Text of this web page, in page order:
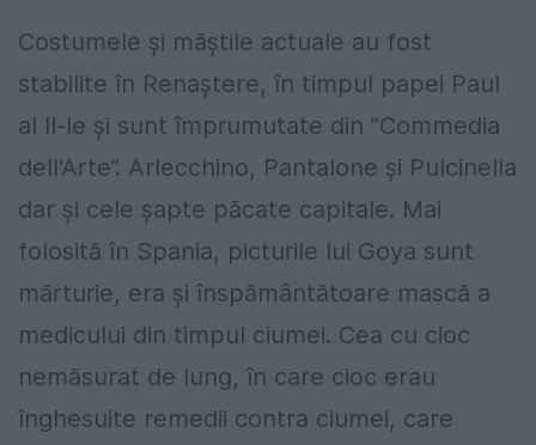
Costumele și măștile actuale au fost
stabilite în Renaștere, în timpul papei Paul
al II-le și sunt împrumutate din ”Commedia
dell'Arte”. Arlecchino, Pantalone și Pulcinella
dar și cele șapte păcate capitale. Mai
folosită în Spania, picturile lui Goya sunt
mărturie, era și înspământătoare mască a
medicului din timpul ciumei. Cea cu cioc
nemăsurat de lung, în care cioc erau
înghesuite remedii contra ciumei, care